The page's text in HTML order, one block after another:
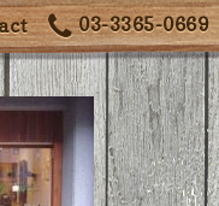
03-3365-0669